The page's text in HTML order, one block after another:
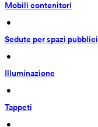
Mobili contenitori
•
Sedute per spazi pubblici
•
Illuminazione
•
Tappeti
•